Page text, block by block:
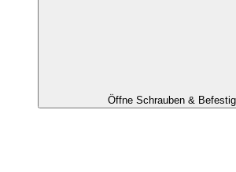
Öffne Schrauben &